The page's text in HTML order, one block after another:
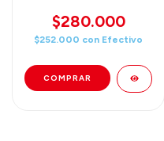
$280.000
$252.000 con Efectivo